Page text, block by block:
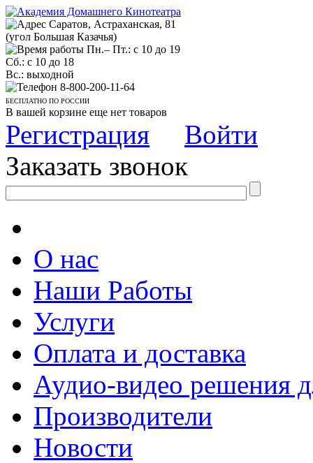
Саратов, Астраханская, 81
(угол Большая Казачья)
Пн.– Пт.: с 10 до 19
Сб.: с 10 до 18
Вс.: выходной
8-800-200-11-64
БЕСПЛАТНО ПО РОССИИ
В вашей корзине еще нет товаров
Регистрация
Войти
Заказать звонок
О нас
Наши Работы
Услуги
Оплата и доставка
Аудио-видео решения
Производители
Новости